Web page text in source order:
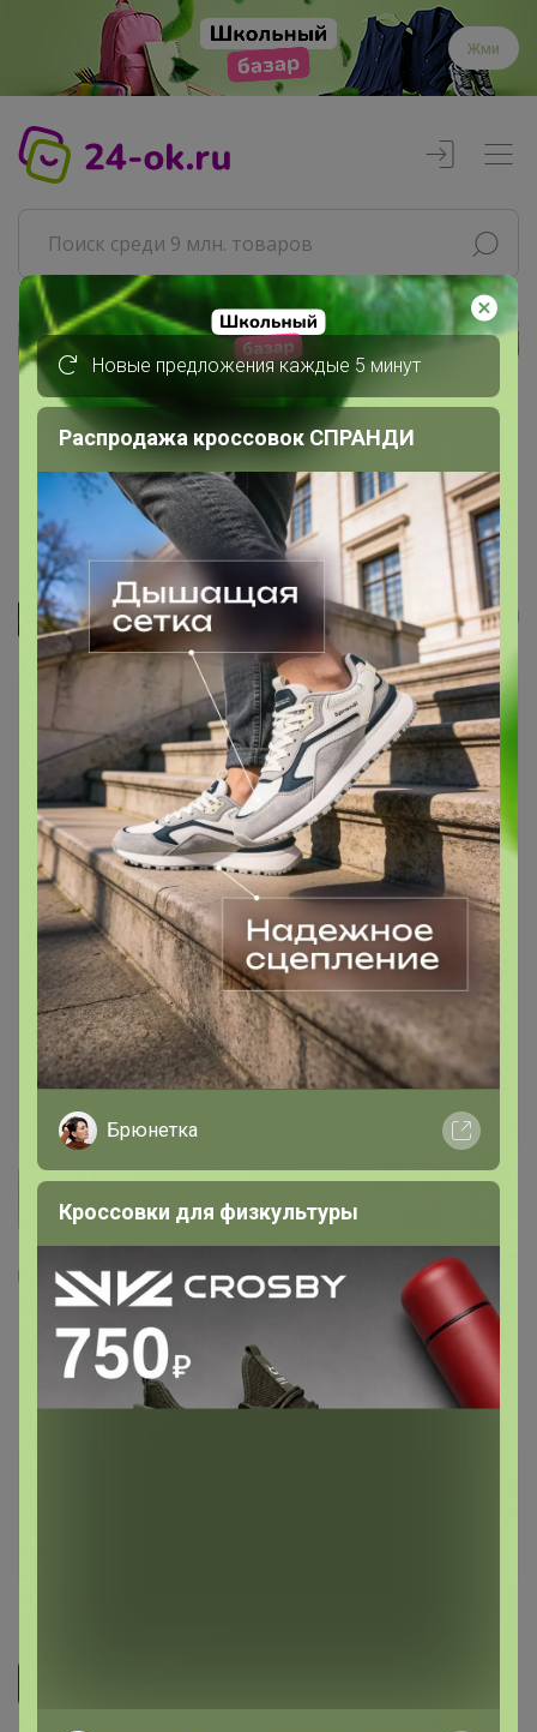
Жми
Главная
Джилка
СП425 СИМА-ЛЕНД. Баня и Сауна....
Хранение в доме
Полка - вешалка для бани и...
Джилка
4 24
Полка - вешалка для бани и сауны «С
лёгким паром», липа, настенная, 9 крючков,
«Добропаровъ»
Новые предложения каждые 5 минут
Распродажа кроссовок СПРАНДИ
Брюнетка
Кроссовки для физкультуры